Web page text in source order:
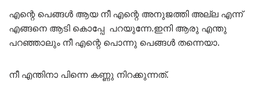
എന്റെ പെങ്ങൾ ആയ നീ എന്റെ അനുജത്തി അല്ല എന്ന്
എങ്ങനെ ആടി കൊപ്പേ പറയുന്നേ.ഇനി ആരു എന്തു
പറഞ്ഞാലും നീ എന്റെ പൊന്നു പെങ്ങൾ തന്നെയാ.
നീ എന്തിനാ പിന്നെ കണ്ണു നിറക്കുന്നത്.